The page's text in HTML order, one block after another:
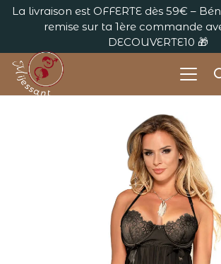
La livraison est OFFERTE dès 59€ –
remise sur ta 1ère commande
DECOUVERTE10 🎁